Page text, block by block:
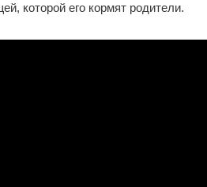
которой его кормят родители.